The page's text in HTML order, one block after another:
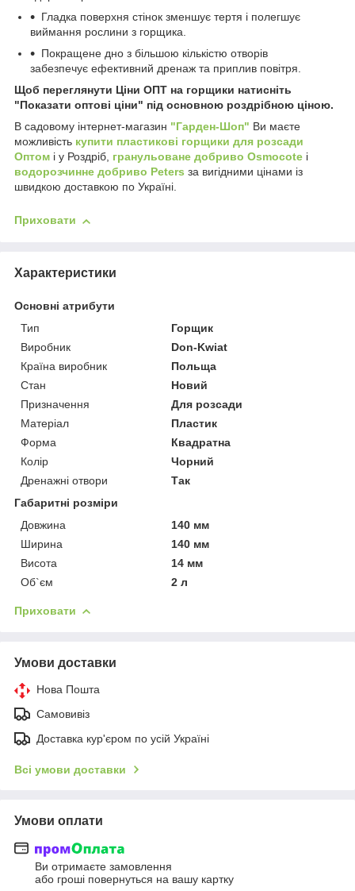
Гладка поверхня стінок зменшує тертя і полегшує
виймання рослини з горщика.
Покращене дно з більшою кількістю отворів
забезпечує ефективний дренаж та приплив повітря.
Щоб переглянути Ціни ОПТ на горщики натисніть
"Показати оптові ціни" під основною роздрібною ціною.
В садовому інтернет-магазин "Гарден-Шоп" Ви маєте
можливість купити пластикові горщики для розсади
Оптом і у Роздріб, гранульоване добриво Osmocote і
водорозчинне добриво Peters за вигідними цінами із
швидкою доставкою по Україні.
Приховати
Характеристики
Основні атрибути
Тип
Горщик
Виробник
Don-Kwiat
Країна виробник
Польща
Стан
Новий
Призначення
Для розсади
Матеріал
Пластик
Форма
Квадратна
Колір
Чорний
Дренажні отвори
Так
Габаритні розміри
Довжина
140 мм
Ширина
140 мм
Висота
14 мм
Об`єм
2 л
Приховати
Умови доставки
Нова Пошта
Самовивіз
Доставка кур'єром по усій Україні
Всі умови доставки
Умови оплати
Ви отримаєте замовлення
або гроші повернуться на вашу картку